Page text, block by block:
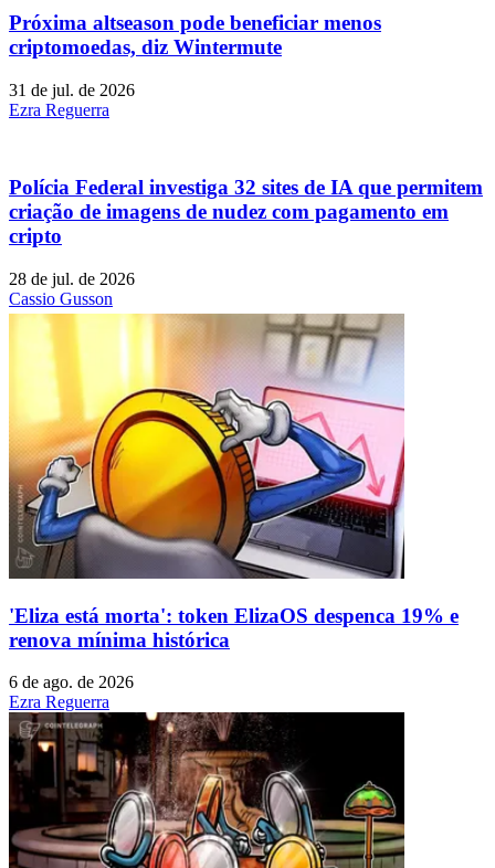
Próxima altseason pode beneficiar menos
criptomoedas, diz Wintermute
31 de jul. de 2026
Ezra Reguerra
Polícia Federal investiga 32 sites de IA que permitem
criação de imagens de nudez com pagamento em
cripto
28 de jul. de 2026
Cassio Gusson
'Eliza está morta': token ElizaOS despenca 19% e
renova mínima histórica
6 de ago. de 2026
Ezra Reguerra